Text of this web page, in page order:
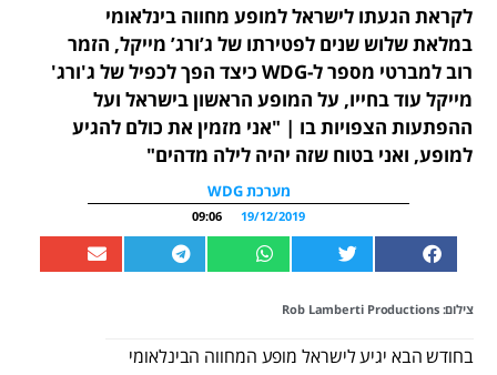
לקראת הגעתו לישראל למופע מחווה בינלאומי
במלאת שלוש שנים לפטירתו של ג’ורג’ מייקל, הזמר
רוב למברטי מספר ל-WDG כיצד הפך לכפיל של ג'ורג'
מייקל עוד בחייו, על המופע הראשון בישראל ועל
ההפתעות הצפויות בו | "אני מזמין את כולם להגיע
למופע, ואני בטוח שזה יהיה לילה מדהים"
מערכת WDG
19/12/2019
09:06
צילום: Rob Lamberti Productions
בחודש הבא יגיע לישראל מופע המחווה הבינלאומי